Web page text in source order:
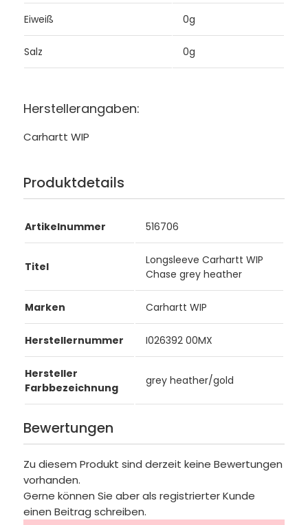
Eiweiß 0g
Salz 0g
Herstellerangaben:
Carhartt WIP
Produktdetails
Artikelnummer 516706
Titel
Longsleeve Carhartt WIP
Chase grey heather
Marken Carhartt WIP
Herstellernummer I026392 00MX
Hersteller
Farbbezeichnung
grey heather/gold
Bewertungen
Zu diesem Produkt sind derzeit keine Bewertungen
vorhanden.
Gerne können Sie aber als registrierter Kunde
einen Beitrag schreiben.